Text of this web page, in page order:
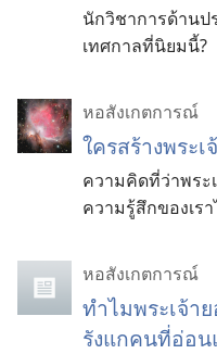
นักวิชาการด้านป
เทศกาลที่นิยมนี้?
หอสังเกตการณ์
ใครสร้างพระเ
ความคิดที่ว่าพระ
ความรู้สึกของเร
หอสังเกตการณ์
ทำไมพระเจ้า
รังแกคนที่อ่อน